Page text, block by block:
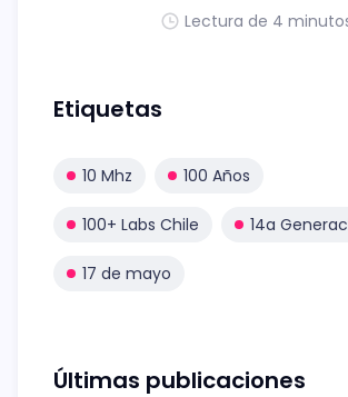
Lectura de 4
Etiquetas
10 Mhz 100 Años
100+ Labs Chile 14a
17 de mayo
Últimas publicaciones